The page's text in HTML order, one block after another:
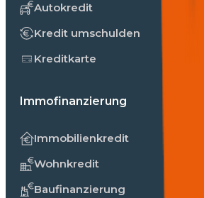
Autokredit
Kredit umschulden
Kreditkarte
Immofinanzierung
Immobilienkredit
Wohnkredit
Baufinanzierung